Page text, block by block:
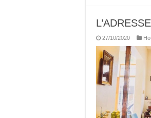
27/10/2020